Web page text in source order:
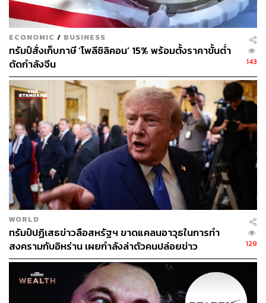
ECONOMIC / BUSINESS
ทรัมป์สั่งเก็บภาษี ‘โพลีซิลิคอน’ 15% พร้อมตั้งราคาขั้นต่ำ
ตัดกำลังจีน
143
WORLD
ทรัมป์ปฏิเสธข่าวลือสหรัฐฯ ขาดแคลนอาวุธในการทำ
สงครามกับอิหร่าน เผยกำลังล่าตัวคนปล่อยข่าว
129